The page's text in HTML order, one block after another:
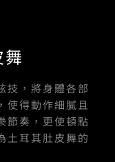
技，將身體各部
使得動作細膩且
節奏，更使頓點
土耳其肚皮舞的